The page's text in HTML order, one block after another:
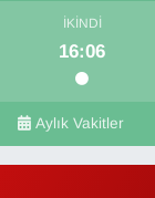
İKINDI
16:06
Aylık Vakitler